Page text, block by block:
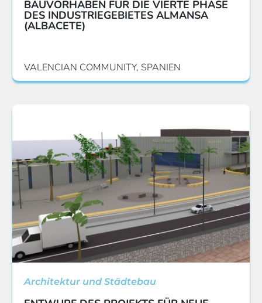
BAUVORHABEN FÜR DIE VIERTE PHASE
DES INDUSTRIEGEBIETES ALMANSA
(ALBACETE)
VALENCIAN COMMUNITY, SPANIEN
Architektur und Städtebau